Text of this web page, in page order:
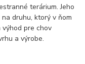
terárium. Jeho
druhu, ktorý v ňom
pre chov
a výrobe.